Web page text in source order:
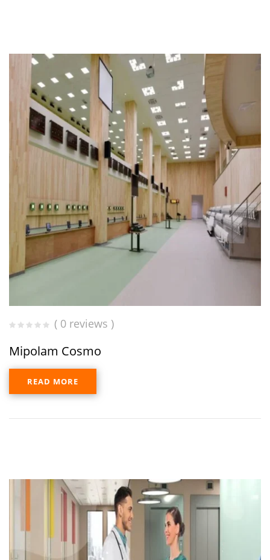
( 0 reviews )
Mipolam Cosmo
READ MORE